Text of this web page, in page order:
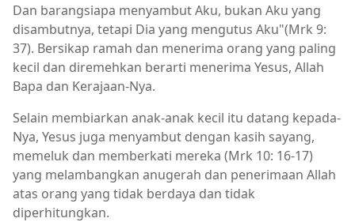
Dan barangsiapa menyambut Aku, bukan Aku yang
disambutnya, tetapi Dia yang mengutus Aku"(Mrk 9:
37). Bersikap ramah dan menerima orang yang paling
kecil dan diremehkan berarti menerima Yesus, Allah
Bapa dan Kerajaan-Nya.
Selain membiarkan anak-anak kecil itu datang kepada-
Nya, Yesus juga menyambut dengan kasih sayang,
memeluk dan memberkati mereka (Mrk 10: 16-17)
yang melambangkan anugerah dan penerimaan Allah
atas orang yang tidak berdaya dan tidak
diperhitungkan.